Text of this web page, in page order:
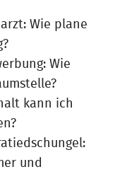
Wie plane
Wie
kann ich
und